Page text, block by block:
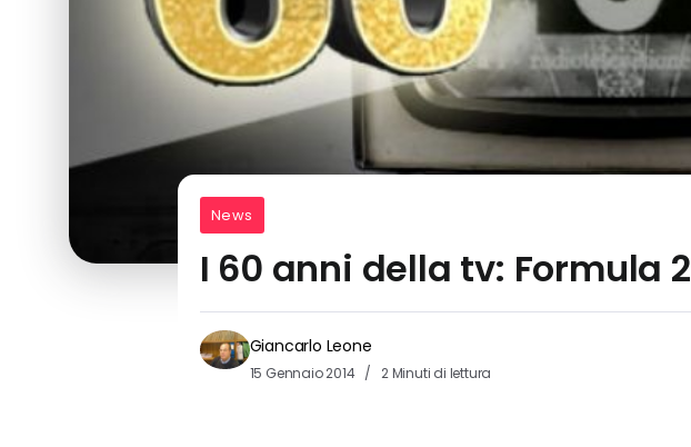
News
I 60 anni della tv: Formula 2
Giancarlo Leone
15 Gennaio 2014 2 Minuti di lettura